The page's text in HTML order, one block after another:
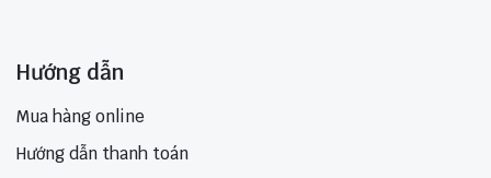
Hướng dẫn
Mua hàng online
Hướng dẫn thanh toán